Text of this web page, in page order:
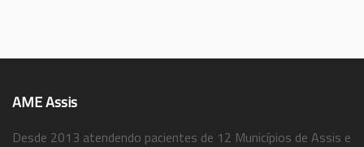
AME Assis
Desde 2013 atendendo pacientes de 12 Municípios de Assis e